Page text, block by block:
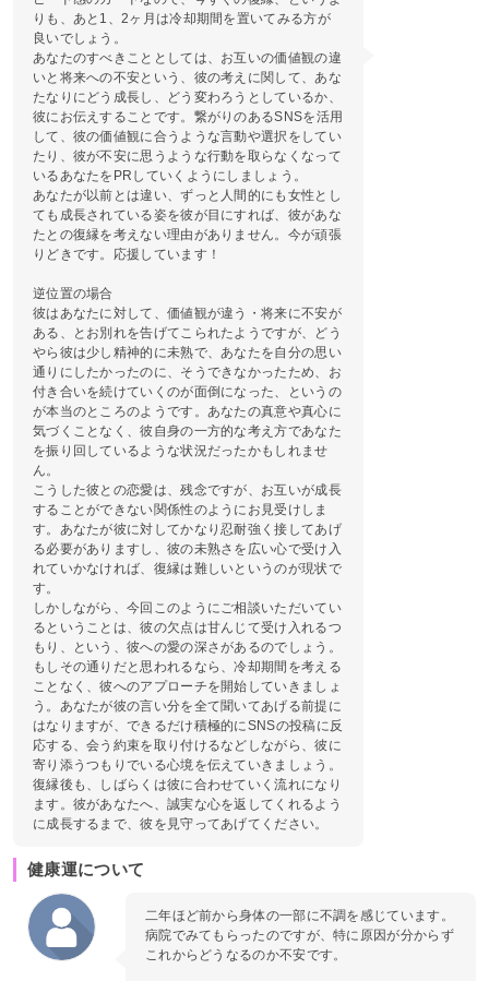
りも、あと1、2ヶ月は冷却期間を置いてみる方が
良いでしょう。
あなたのすべきこととしては、お互いの価値観の違
いと将来への不安という、彼の考えに関して、あな
たなりにどう成長し、どう変わろうとしているか、
彼にお伝えすることです。繋がりのあるSNSを活用
して、彼の価値観に合うような言動や選択をしてい
たり、彼が不安に思うような行動を取らなくなって
いるあなたをPRしていくようにしましょう。
あなたが以前とは違い、ずっと人間的にも女性とし
ても成長されている姿を彼が目にすれば、彼があな
たとの復縁を考えない理由がありません。今が頑張
りどきです。応援しています！
逆位置の場合
彼はあなたに対して、価値観が違う・将来に不安が
ある、とお別れを告げてこられたようですが、どう
やら彼は少し精神的に未熟で、あなたを自分の思い
通りにしたかったのに、そうできなかったため、お
付き合いを続けていくのが面倒になった、というの
が本当のところのようです。あなたの真意や真心に
気づくことなく、彼自身の一方的な考え方であなた
を振り回しているような状況だったかもしれませ
ん。
こうした彼との恋愛は、残念ですが、お互いが成長
することができない関係性のようにお見受けしま
す。あなたが彼に対してかなり忍耐強く接してあげ
る必要がありますし、彼の未熟さを広い心で受け入
れていかなければ、復縁は難しいというのが現状で
す。
しかしながら、今回このようにご相談いただいてい
るということは、彼の欠点は甘んじて受け入れるつ
もり、という、彼への愛の深さがあるのでしょう。
もしその通りだと思われるなら、冷却期間を考える
ことなく、彼へのアプローチを開始していきましょ
う。あなたが彼の言い分を全て聞いてあげる前提に
はなりますが、できるだけ積極的にSNSの投稿に反
応する、会う約束を取り付けるなどしながら、彼に
寄り添うつもりでいる心境を伝えていきましょう。
復縁後も、しばらくは彼に合わせていく流れになり
ます。彼があなたへ、誠実な心を返してくれるよう
に成長するまで、彼を見守ってあげてください。
健康運について
二年ほど前から身体の一部に不調を感じています。
病院でみてもらったのですが、特に原因が分からず
これからどうなるのか不安です。